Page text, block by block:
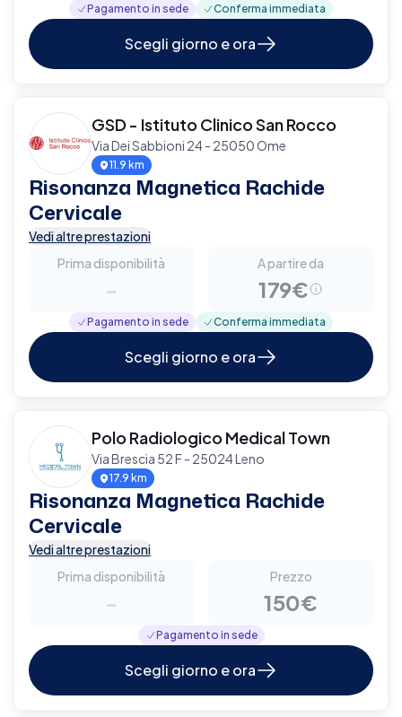
Pagamento in sede Conferma immediata
Scegli giorno e ora
GSD - Istituto Clinico San Rocco
Via Dei Sabbioni 24 - 25050 Ome
11.9 km
Risonanza Magnetica Rachide
Cervicale
Vedi altre prestazioni
Prima disponibilità
-
A partire da
179€
Pagamento in sede Conferma immediata
Scegli giorno e ora
Polo Radiologico Medical Town
Via Brescia 52 F - 25024 Leno
17.9 km
Risonanza Magnetica Rachide
Cervicale
Vedi altre prestazioni
Prima disponibilità
-
Prezzo
150€
Pagamento in sede
Scegli giorno e ora